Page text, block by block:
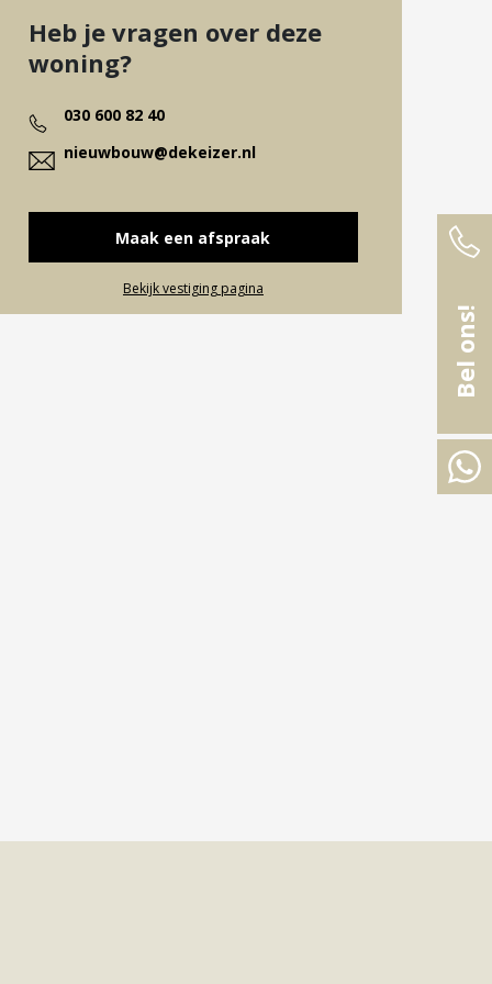
Heb je vragen over deze
woning?
030 600 82 40
nieuwbouw@dekeizer.nl
Maak een afspraak
Bekijk vestiging pagina
Bel ons!